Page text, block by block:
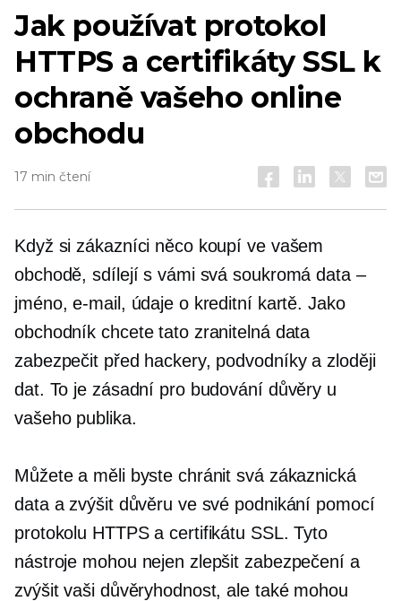
Jak používat protokol
HTTPS a certifikáty SSL k
ochraně vašeho online
obchodu
17 min čtení
Když si zákazníci něco koupí ve vašem
obchodě, sdílejí s vámi svá soukromá data –
jméno, e-mail, údaje o kreditní kartě. Jako
obchodník chcete tato zranitelná data
zabezpečit před hackery, podvodníky a zloději
dat. To je zásadní pro budování důvěry u
vašeho publika.
Můžete a měli byste chránit svá zákaznická
data a zvýšit důvěru ve své podnikání pomocí
protokolu HTTPS a certifikátu SSL. Tyto
nástroje mohou nejen zlepšit zabezpečení a
zvýšit vaši důvěryhodnost, ale také mohou